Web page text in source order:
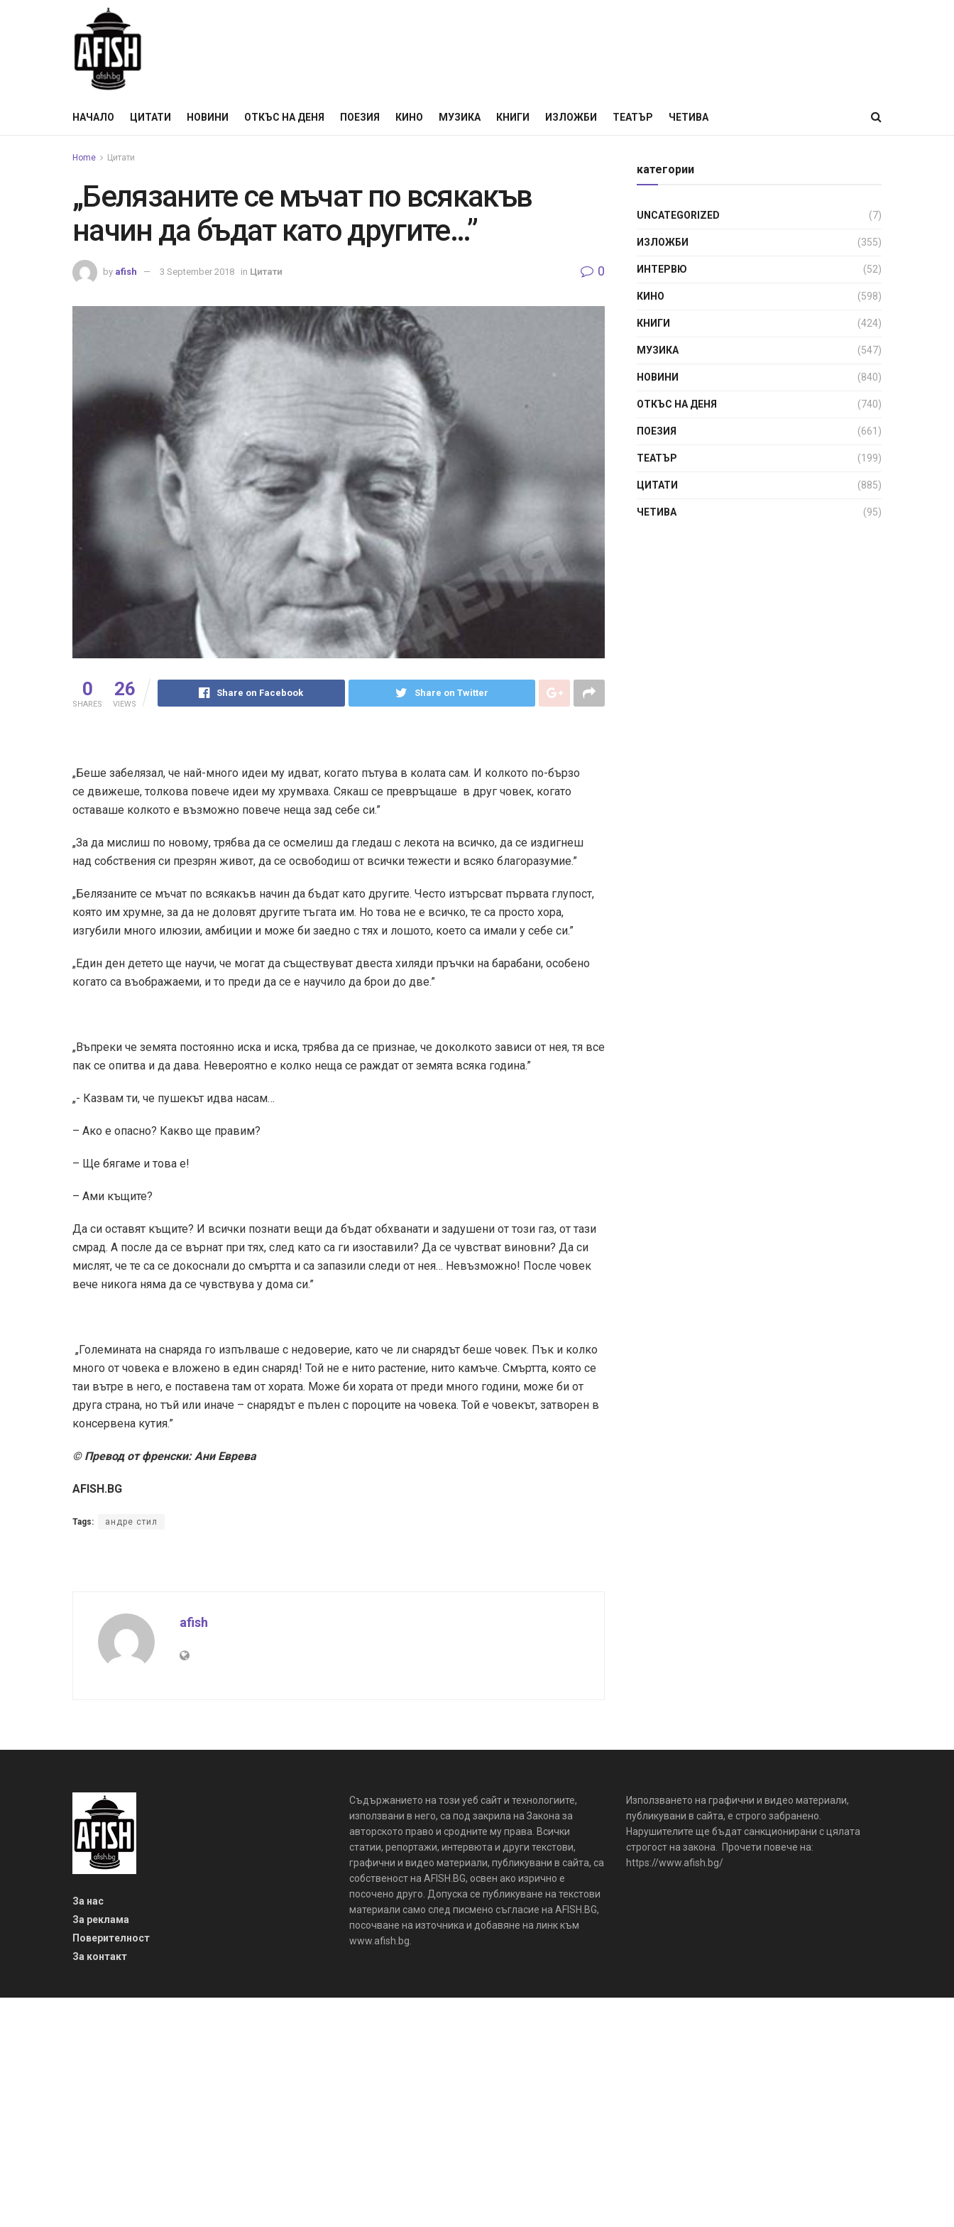
НАЧАЛО ЦИТАТИ НОВИНИ ОТКЪС НА ДЕНЯ ПОЕЗИЯ КИНО МУЗИКА КНИГИ ИЗЛОЖБИ ТЕАТЪР ЧЕТИВА
Home Цитати
„Белязаните се мъчат по всякакъв
начин да бъдат като другите…”
by afish 3 September 2018 in Цитати 0
0
SHARES
26
VIEWS
Share on Facebook Share on Twitter
„Беше забелязал, че най-много идеи му идват, когато пътува в колата сам. И колкото по-бързо
се движеше, толкова повече идеи му хрумваха. Сякаш се превръщаше в друг човек, когато
оставаше колкото е възможно повече неща зад себе си.”
„За да мислиш по новому, трябва да се осмелиш да гледаш с лекота на всичко, да се издигнеш
над собствения си презрян живот, да се освободиш от всички тежести и всяко благоразумие.”
„Белязаните се мъчат по всякакъв начин да бъдат като другите. Често изтърсват първата глупост,
която им хрумне, за да не доловят другите тъгата им. Но това не е всичко, те са просто хора,
изгубили много илюзии, амбиции и може би заедно с тях и лошото, което са имали у себе си.”
„Един ден детето ще научи, че могат да съществуват двеста хиляди пръчки на барабани, особено
когато са въображаеми, и то преди да се е научило да брои до две.”
„Въпреки че земята постоянно иска и иска, трябва да се признае, че доколкото зависи от нея, тя все
пак се опитва и да дава. Невероятно е колко неща се раждат от земята всяка година.”
„- Казвам ти, че пушекът идва насам…
– Ако е опасно? Какво ще правим?
– Ще бягаме и това е!
– Ами къщите?
Да си оставят къщите? И всички познати вещи да бъдат обхванати и задушени от този газ, от тази
смрад. А после да се върнат при тях, след като са ги изоставили? Да се чувстват виновни? Да си
мислят, че те са се докоснали до смъртта и са запазили следи от нея… Невъзможно! После човек
вече никога няма да се чувствува у дома си.”
„Големината на снаряда го изпълваше с недоверие, като че ли снарядът беше човек. Пък и колко
много от човека е вложено в един снаряд! Той не е нито растение, нито камъче. Смъртта, която се
таи вътре в него, е поставена там от хората. Може би хората от преди много години, може би от
друга страна, но тъй или иначе – снарядът е пълен с пороците на човека. Той е човекът, затворен в
консервена кутия.”
© Превод от френски: Ани Еврева
AFISH.BG
Tags: андре стил
afish
категории
UNCATEGORIZED (7)
ИЗЛОЖБИ (355)
ИНТЕРВЮ (52)
КИНО (598)
КНИГИ (424)
МУЗИКА (547)
НОВИНИ (840)
ОТКЪС НА ДЕНЯ (740)
ПОЕЗИЯ (661)
ТЕАТЪР (199)
ЦИТАТИ (885)
ЧЕТИВА (95)
За нас
За реклама
Поверителност
За контакт
Съдържанието на този уеб сайт и технологиите,
използвани в него, са под закрила на Закона за
авторското право и сродните му права. Всички
статии, репортажи, интервюта и други текстови,
графични и видео материали, публикувани в сайта, са
собственост на AFISH.BG, освен ако изрично е
посочено друго. Допуска се публикуване на текстови
материали само след писмено съгласие на AFISH.BG,
посочване на източника и добавяне на линк към
www.afish.bg.
Използването на графични и видео материали,
публикувани в сайта, е строго забранено.
Нарушителите ще бъдат санкционирани с цялата
строгост на закона. Прочети повече на:
https://www.afish.bg/